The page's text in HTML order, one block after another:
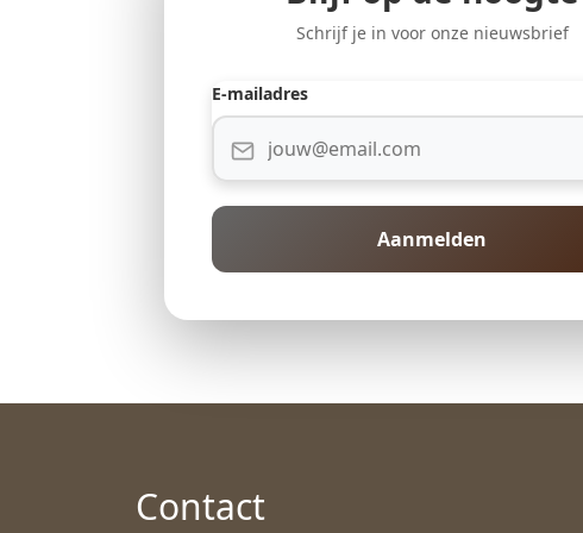
Schrijf je in voor onze nieuwsbrief
E-mailadres
Aanmelden
Contact